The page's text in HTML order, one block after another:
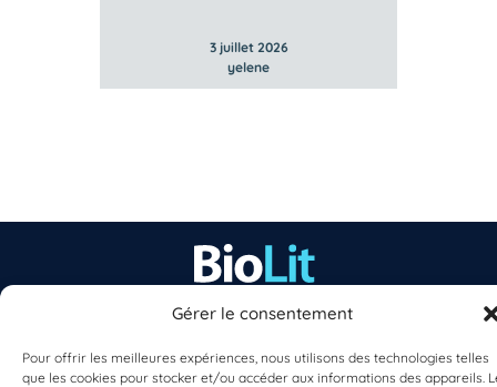
Gérer le consentement
Pour offrir les meilleures expériences, nous utilisons des technologies telles
que les cookies pour stocker et/ou accéder aux informations des appareils.
3 juillet 2026
yelene